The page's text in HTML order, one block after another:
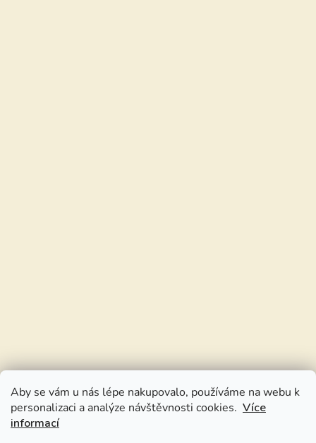
Aby se vám u nás lépe nakupovalo, používáme na webu k
personalizaci a analýze návštěvnosti cookies. Více
informací